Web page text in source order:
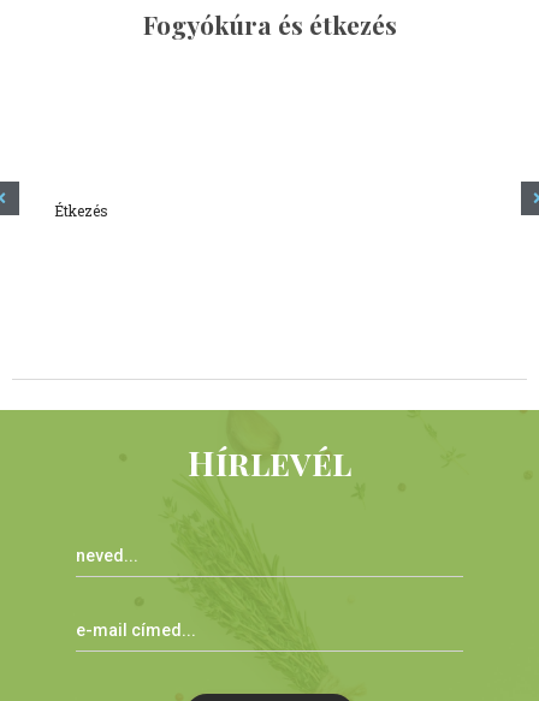
Fogyókúra és étkezés
Étkezés
Hírlevél